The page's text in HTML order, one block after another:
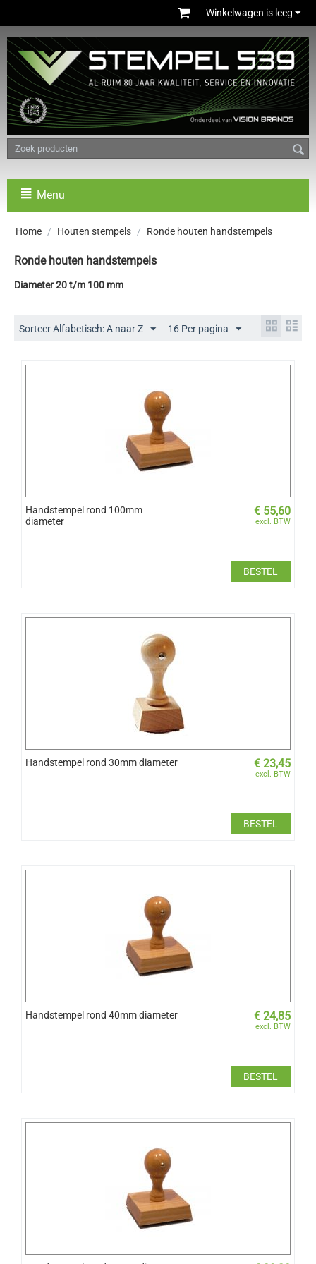
Winkelwagen is leeg
Menu
Home / Houten stempels / Ronde houten handstempels
Ronde houten handstempels
Diameter 20 t/m 100 mm
Sorteer Alfabetisch: A naar Z 16 Per pagina
Handstempel rond 100mm
diameter
€ 55,60
excl. BTW
BESTEL
Handstempel rond 30mm diameter € 23,45
excl. BTW
BESTEL
Handstempel rond 40mm diameter € 24,85
excl. BTW
BESTEL